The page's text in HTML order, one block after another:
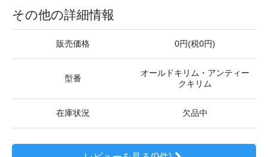
その他の詳細情報
販売価格 0円(税0円)
型番
オールドキリム・アンティー
クキリム
在庫状況 欠品中